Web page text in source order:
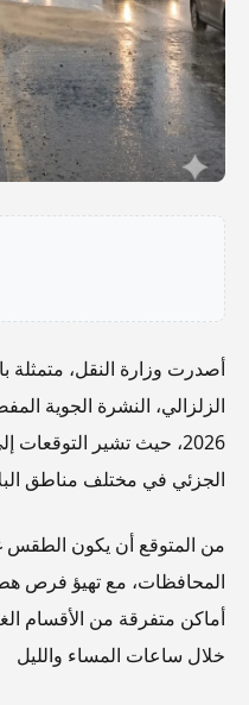
أصدرت وزارة النقل، متمثلة
2026، حيث تشير
الجزئي في مختلف مناطق
من المتوقع أن يكون الطقس
المحافظات، مع تهيؤ فرص
أماكن متفرقة من الأقسام
خلال ساعات المساء والليل